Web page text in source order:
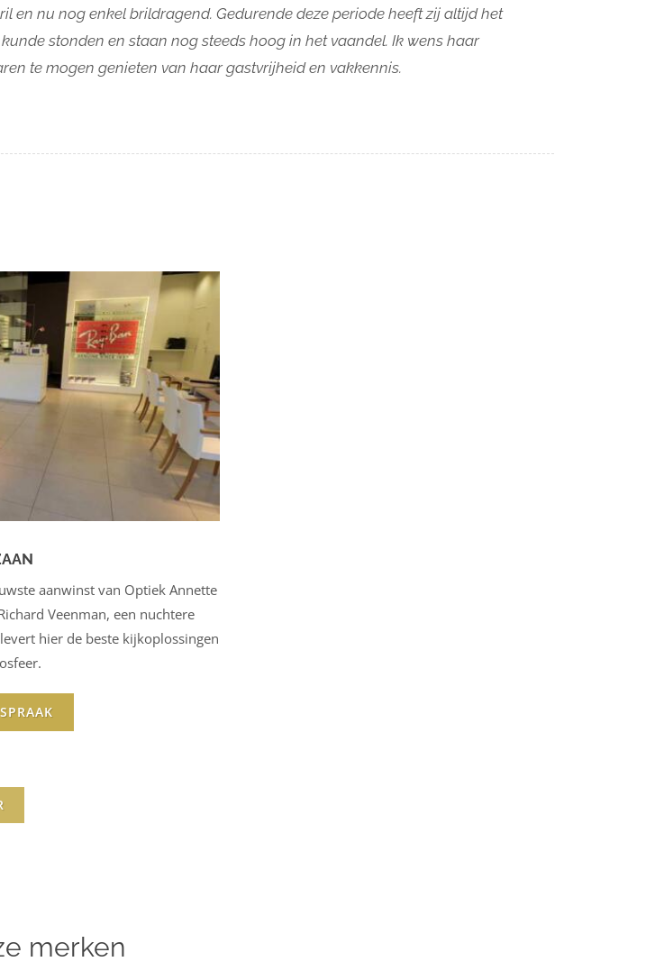
en nu nog enkel brildragend. Gedurende deze periode heeft zij altijd het
stonden en staan nog steeds hoog in het vaandel. Ik wens haar
te mogen genieten van haar gastvrijheid en vakkennis.
aanwinst van Optiek Annette
Veenman, een nuchtere
hier de beste kijkoplossingen
merken